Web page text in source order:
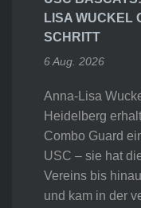
LISA WUCKEL
SCHRITT
6 Aug. 2026
Anna-Lisa
Heidelberg
Combo Guard
USC – sie hat
Vereins bis
und kam in der